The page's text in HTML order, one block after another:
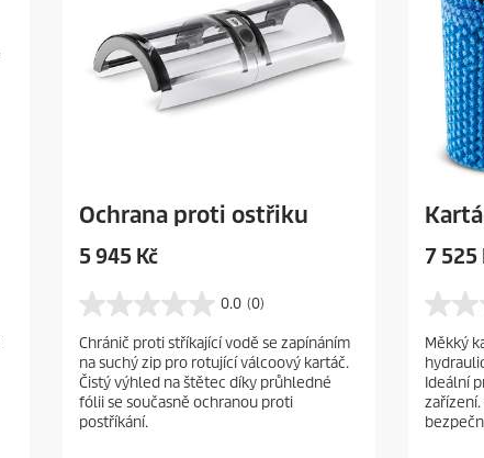
Ochrana proti ostřiku
C
r
e
n
t
p
5 945 Kč
0.0 (0)
0
0
z
5
h
v
Chránič proti stříkající vodě se zapínáním
na suchý zip pro rotující válcoový kartáč.
Čistý výhled na štětec díky průhledné
fólii se současně ochranou proti
postříkání.
C
r
e
n
t
p
7 525
0
0
z
5
h
v
Měkký
Ideální